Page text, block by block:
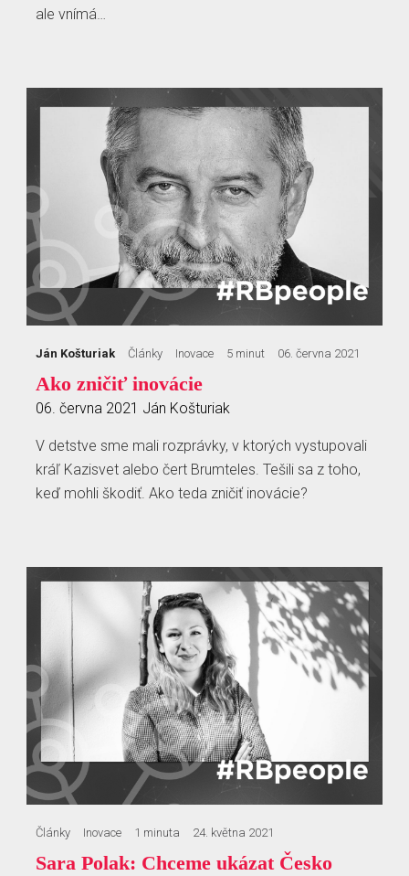
ale vnímá…
Ján Košturiak Články Inovace 5 minut 06. června 2021
Ako zničiť inovácie
06. června 2021 Ján Košturiak
V detstve sme mali rozprávky, v ktorých vystupovali
kráľ Kazisvet alebo čert Brumteles. Tešili sa z toho,
keď mohli škodiť. Ako teda zničiť inovácie?
Články Inovace 1 minuta 24. května 2021
Sara Polak: Chceme ukázat Česko